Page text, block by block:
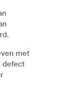
met
defect